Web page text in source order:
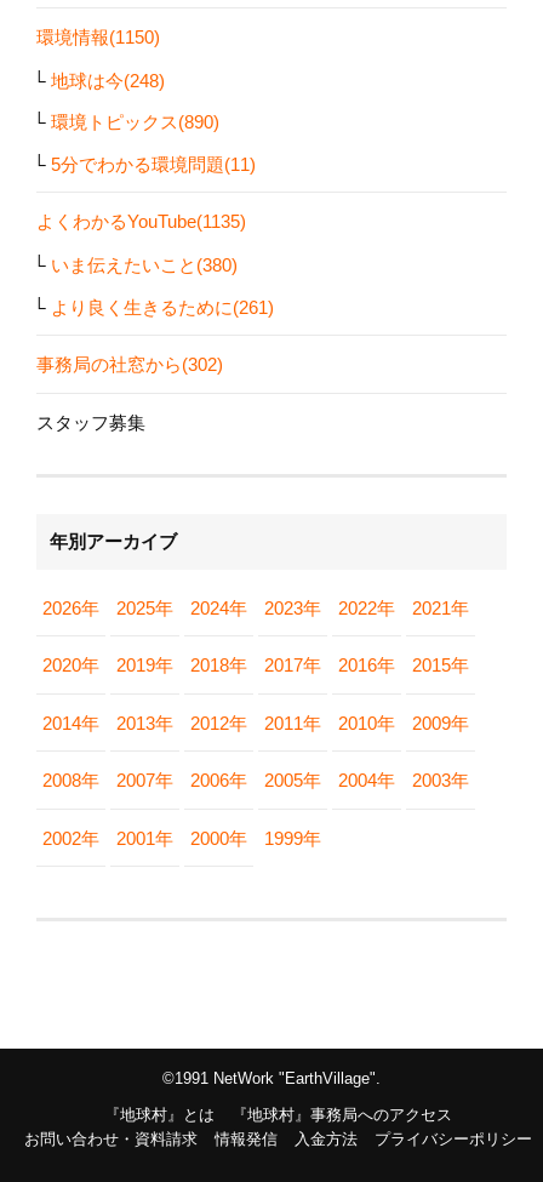
環境情報(1150)
地球は今(248)
環境トピックス(890)
5分でわかる環境問題(11)
よくわかるYouTube(1135)
いま伝えたいこと(380)
より良く生きるために(261)
事務局の社窓から(302)
スタッフ募集
年別アーカイブ
2026年 2025年 2024年 2023年 2022年 2021年
2020年 2019年 2018年 2017年 2016年 2015年
2014年 2013年 2012年 2011年 2010年 2009年
2008年 2007年 2006年 2005年 2004年 2003年
2002年 2001年 2000年 1999年
©1991 NetWork "EarthVillage".
『地球村』とは
『地球村』事務局へのアクセス
お問い合わせ・資料請求
情報発信 入金方法 プライバシーポリシー